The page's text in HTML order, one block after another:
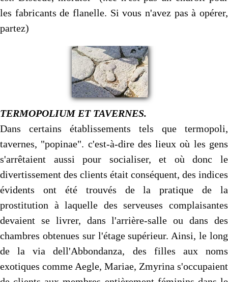
les fabricants de flanelle. Si vous n'avez pas à opérer,
partez)
TERMOPOLIUM ET TAVERNES.
Dans certains établissements tels que termopoli,
tavernes, "popinae". c'est-à-dire des lieux où les gens
s'arrêtaient aussi pour socialiser, et où donc le
divertissement des clients était conséquent, des indices
évidents ont été trouvés de la pratique de la
prostitution à laquelle des serveuses complaisantes
devaient se livrer, dans l'arrière-salle ou dans des
chambres obtenues sur l'étage supérieur. Ainsi, le long
de la via dell'Abbondanza, des filles aux noms
exotiques comme Aegle, Mariae, Zmyrina s'occupaient